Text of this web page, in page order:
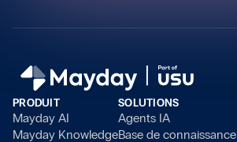
PRODUIT
Mayday AI
Mayday Knowledge
SOLUTIONS
Agents IA
Base de connaissance